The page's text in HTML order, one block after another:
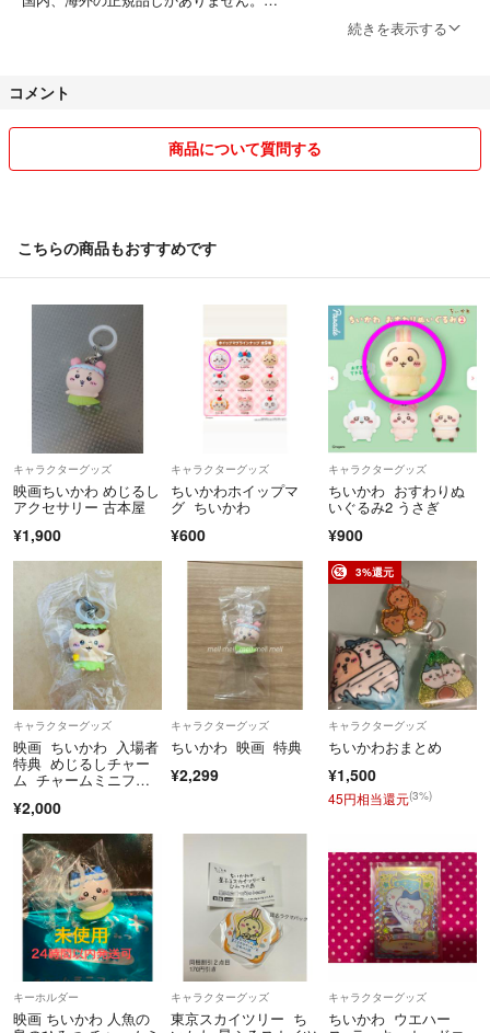
さい。細かく説明します。
りせん。
コメントされてもプロフィール読んでないとみなし、無視します。
評価が悪いが多い方は不安なのでお断りします。すみません。
⚠️発送は早くて2〜4日以内にします。
海外旅行が好きなので、長期で日本にいない場合は発送が遅れてしまう
ので、ご理解のほど宜しくお願いします。
ちゃんとご連絡します。
⚠️発送方法は普通郵便やレターパックになります。
高価品などの場合は、また発送方法が変わるので宜しくお願いします。
トラブルは避けたいので、きちんと包装心掛けています。
⚠️子供いません、ペット飼っていません。
お互い気持ち良く取引できるよう、
最後まで宜しくお願いします。
続きを表示する
コメント
商品について質問する
こちらの商品もおすすめです
キャラクターグッズ
映画ちいかわ めじるし
アクセサリー 古本屋
¥1,900
キャラクターグッズ
ちいかわホイップマ
グ ちいかわ
¥600
キャラクターグッズ
ちいかわ おすわりぬ
いぐるみ2 うさぎ
¥900
キャラクターグッズ
映画 ちいかわ 入場者
特典 めじるしチャー
ム チャームミニフィ
う
¥2,000
キャラクターグッズ
ちいかわ 映画 特典
¥2,299
3%還元
キャラクターグッズ
ちいかわおまとめ
¥1,500
45円相当還元(3%)
キーホルダー
映画 ちいかわ 人魚の
キャラクターグッズ
東京スカイツリー ち
キャラクターグッズ
ちいかわ ウエハー